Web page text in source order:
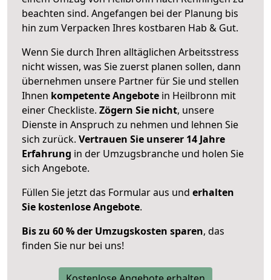
beachten sind. Angefangen bei der Planung bis
hin zum Verpacken Ihres kostbaren Hab & Gut.
Wenn Sie durch Ihren alltäglichen Arbeitsstress
nicht wissen, was Sie zuerst planen sollen, dann
übernehmen unsere Partner für Sie und stellen
Ihnen kompetente Angebote in Heilbronn mit
einer Checkliste. Zögern Sie nicht, unsere
Dienste in Anspruch zu nehmen und lehnen Sie
sich zurück. Vertrauen Sie unserer 14 Jahre
Erfahrung in der Umzugsbranche und holen Sie
sich Angebote.
Füllen Sie jetzt das Formular aus und erhalten
Sie kostenlose Angebote.
Bis zu 60 % der Umzugskosten sparen, das
finden Sie nur bei uns!